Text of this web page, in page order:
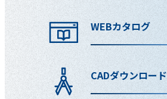
WEBカタログ
CADダウンロード